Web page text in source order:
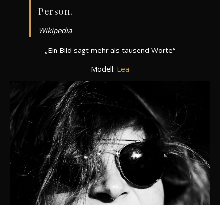
Person.
Wikipedia
„Ein Bild sagt mehr als tausend Worte“
Modell: Lea